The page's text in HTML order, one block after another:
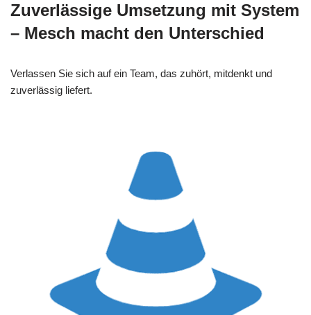
Zuverlässige Umsetzung mit System
– Mesch macht den Unterschied
Verlassen Sie sich auf ein Team, das zuhört, mitdenkt und
zuverlässig liefert.